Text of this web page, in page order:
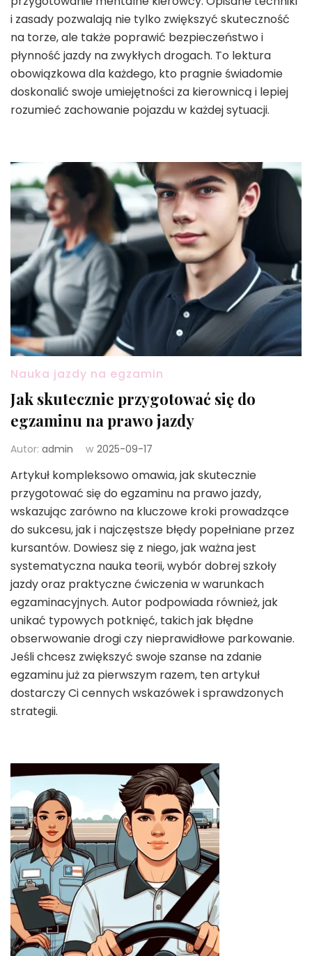
i zasady pozwalają nie tylko zwiększyć skuteczność
na torze, ale także poprawić bezpieczeństwo i
płynność jazdy na zwykłych drogach. To lektura
obowiązkowa dla każdego, kto pragnie świadomie
doskonalić swoje umiejętności za kierownicą i lepiej
rozumieć zachowanie pojazdu w każdej sytuacji.
Nauka jazdy na egzamin
Jak skutecznie przygotować się do
egzaminu na prawo jazdy
Autor: admin w 2025-09-17
Artykuł kompleksowo omawia, jak skutecznie
przygotować się do egzaminu na prawo jazdy,
wskazując zarówno na kluczowe kroki prowadzące
do sukcesu, jak i najczęstsze błędy popełniane przez
kursantów. Dowiesz się z niego, jak ważna jest
systematyczna nauka teorii, wybór dobrej szkoły
jazdy oraz praktyczne ćwiczenia w warunkach
egzaminacyjnych. Autor podpowiada również, jak
unikać typowych potknięć, takich jak błędne
obserwowanie drogi czy nieprawidłowe parkowanie.
Jeśli chcesz zwiększyć swoje szanse na zdanie
egzaminu już za pierwszym razem, ten artykuł
dostarczy Ci cennych wskazówek i sprawdzonych
strategii.